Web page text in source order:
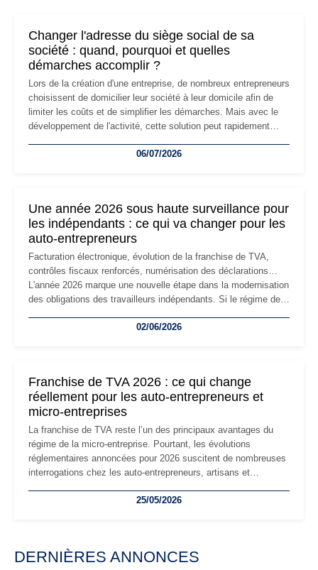
Changer l'adresse du siège social de sa
société : quand, pourquoi et quelles
démarches accomplir ?
Lors de la création d'une entreprise, de nombreux entrepreneurs
choisissent de domicilier leur société à leur domicile afin de
limiter les coûts et de simplifier les démarches. Mais avec le
développement de l'activité, cette solution peut rapidement
professionnels, recrutement, image de marque… Le
06/07/2026
Une année 2026 sous haute surveillance pour
les indépendants : ce qui va changer pour les
auto-entrepreneurs
Facturation électronique, évolution de la franchise de TVA,
contrôles fiscaux renforcés, numérisation des déclarations…
L'année 2026 marque une nouvelle étape dans la modernisation
des obligations des travailleurs indépendants. Si le régime de
les auto-entrepreneurs devront s'adapter à un environnement
02/06/2026
Franchise de TVA 2026 : ce qui change
réellement pour les auto-entrepreneurs et
micro-entreprises
La franchise de TVA reste l’un des principaux avantages du
régime de la micro-entreprise. Pourtant, les évolutions
réglementaires annoncées pour 2026 suscitent de nombreuses
interrogations chez les auto-entrepreneurs, artisans et
facturation ou risque de bascule vers la TVA : les règles
25/05/2026
DERNIÈRES ANNONCES